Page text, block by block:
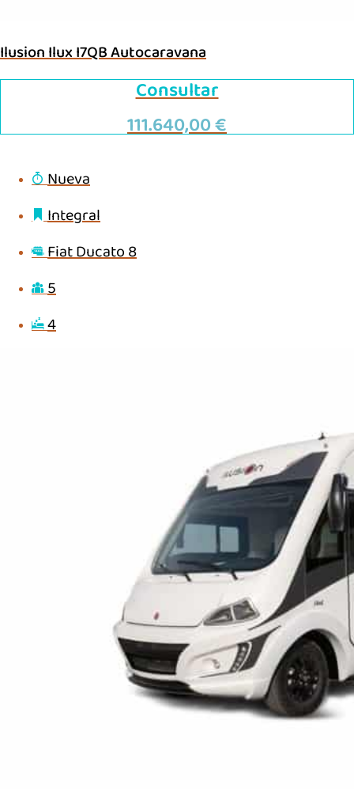
Ilusion Ilux I7QB Autocaravana
Consultar
111.640,00€
Nueva
Integral
Fiat Ducato 8
5
4